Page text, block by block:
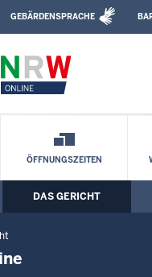
GEBÄRDENSPRACHE
mit Volltext-
ÖFFNUNGSZEITEN
DAS GERICHT